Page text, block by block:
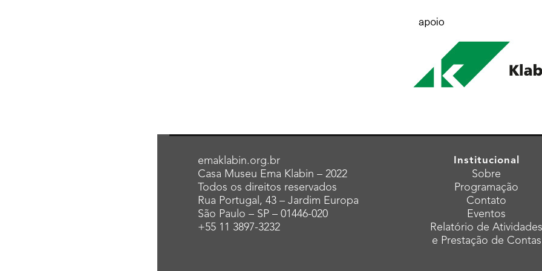
emaklabin.org.br
Casa Museu Ema Klabin – 2022
Todos os direitos reservados
Rua Portugal, 43 – Jardim Europa
São Paulo – SP – 01446-020
+55 11 3897-3232
Institucional
Sobre
Programação
Contato
Eventos
Relatório de
e Prestação de Contas